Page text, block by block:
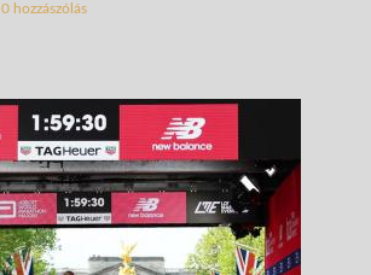
0 hozzászólás